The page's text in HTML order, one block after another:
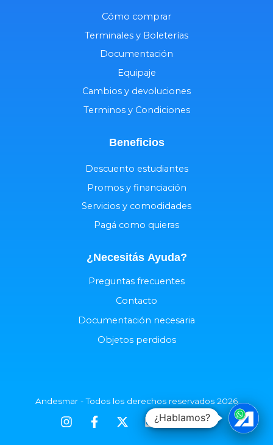
Cómo comprar
Terminales y Boleterías
Documentación
Equipaje
Cambios y devoluciones
Terminos y Condiciones
Beneficios
Descuento estudiantes
Promos y financiación
Servicios y comodidades
Pagá como quieras
¿Necesitás Ayuda?
Preguntas frecuentes
Contacto
Documentación necesaria
Objetos perdidos
Andesmar - Todos los derechos reservados 2026
¿Hablamos?